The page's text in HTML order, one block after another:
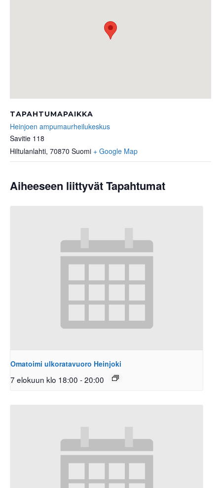
TAPAHTUMAPAIKKA
Heinjoen ampumaurheilukeskus
Savitie 118
Hiltulanlahti, 70870 Suomi + Google Map
Aiheeseen liittyvät Tapahtumat
Omatoimi ulkoratavuoro Heinjoki
7 elokuun klo 18:00 -20:00